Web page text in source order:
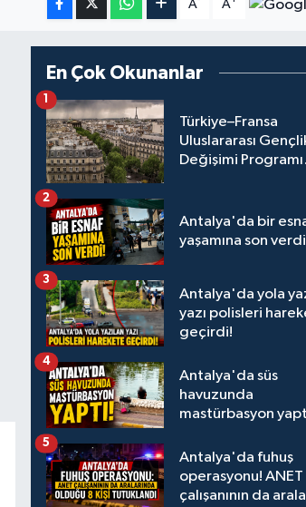
A A
En Çok Okunanlar
Türkiye–Fransa
Uluslararası
Değişimi Programı
1
Antalya'da bir
yaşamına son
2
Antalya'da yola
yazı polisleri
geçirdi!
3
Antalya'da süs
havuzunda
mastürbasyon
4
Antalya'da fuhuş
operasyonu! ANET
çalışanının da
5